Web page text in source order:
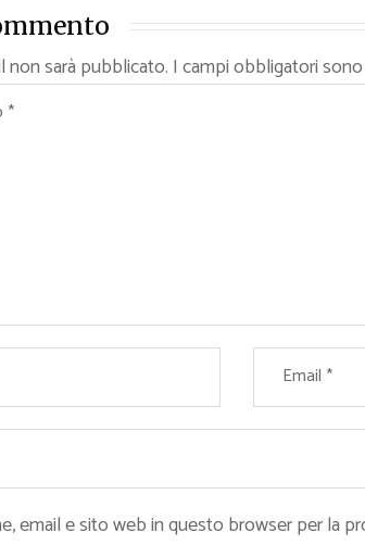
non sarà pubblicato. I campi obbligatori
email e sito web in questo browser per la